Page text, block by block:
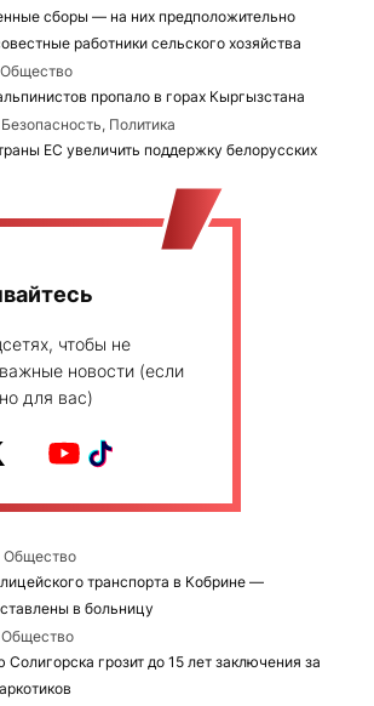
сборы — на них предположительно
работники сельского хозяйства
Общество
пропало в горах Кыргызстана
Безопасность, Политика
ЕС увеличить поддержку белорусских
чтобы не
новости (если
для вас)
Общество
транспорта в Кобрине —
в больницу
Общество
грозит до 15 лет заключения за